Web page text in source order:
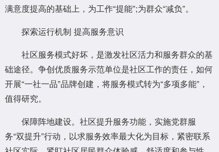
满意度提高的基础上，为工作“提能”;为群众“减负”。
探索运行机制 提高服务意识
社区服务模式好坏，是激发社区活力和服务群众的基
础途径。争创优质服务示范单位是社区工作的责任，如何
开展“一社一品”品牌创建，将服务模式转为“多项多能”，
值得研究。
保障阵地建设。社区提升服务功能，实施党群服
务“双提升”行动，以求服务效率最大化为目标，紧密联系